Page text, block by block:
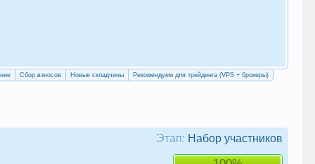
Сбор взносов Новые складчины Рекомендуем для трейдинга (VPS + брокеры)
Этап: Набор участников